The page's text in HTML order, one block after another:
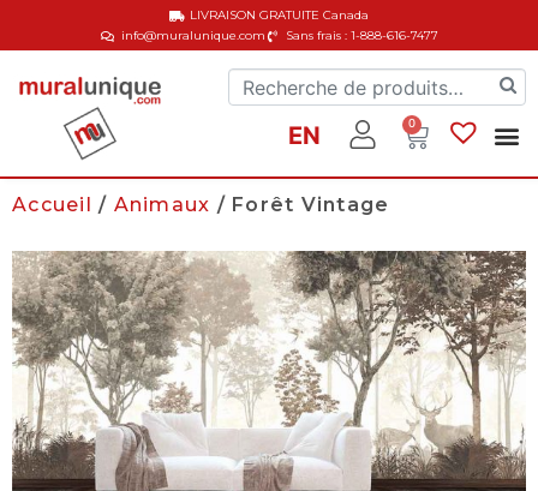
info@muralunique.com Sans frais : 1-888-616-7477
LIVRAISON GRATUITECanada
EN 0
Accueil / Animaux / Forêt Vintage